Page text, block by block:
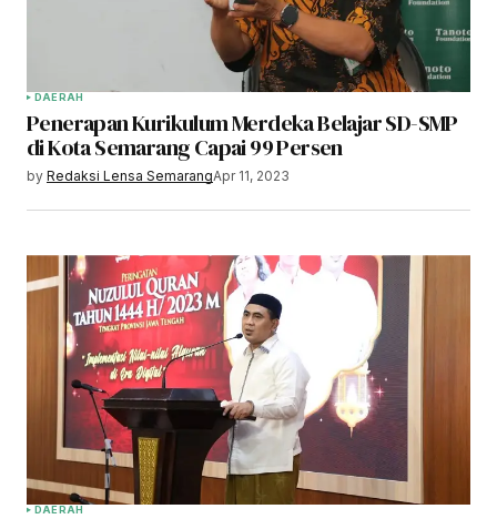
DAERAH
Penerapan Kurikulum Merdeka Belajar SD-SMP
di Kota Semarang Capai 99 Persen
by Redaksi Lensa SemarangApr 11, 2023
DAERAH